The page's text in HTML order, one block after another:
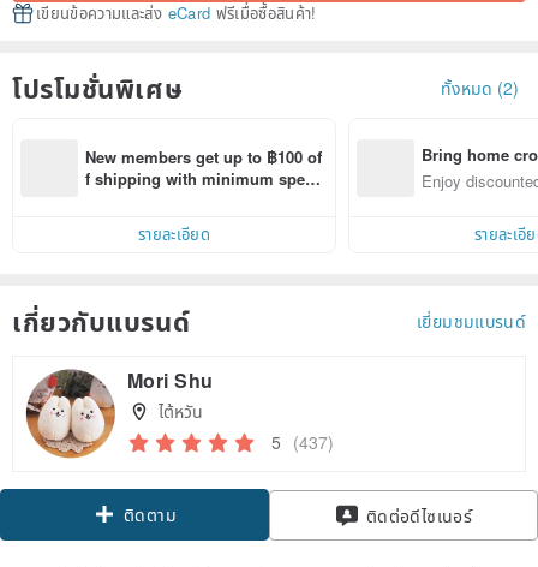
เขียนข้อความและส่ง eCard ฟรีเมื่อซื้อสินค้า!
โปรโมชั่นพิเศษ ทั้งหมด (2)
New members get up to ฿100 of
f shipping with minimum spen
within 7 days!
รายละเอียด
Bring home
n with ease
Enjoy
รายละเอี
เกี่ยวกับแบรนด์ เยี่ยมชมแบรนด์
Mori Shu
ไต้หวัน
5 (437)
ติดตาม ติดต่อดีไซเนอร์